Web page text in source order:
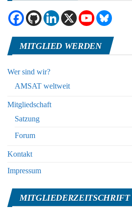
MITGLIED WERDEN
Wer sind wir?
AMSAT weltweit
Mitgliedschaft
Satzung
Forum
Kontakt
Impressum
MITGLIEDERZEITSCHRIFT